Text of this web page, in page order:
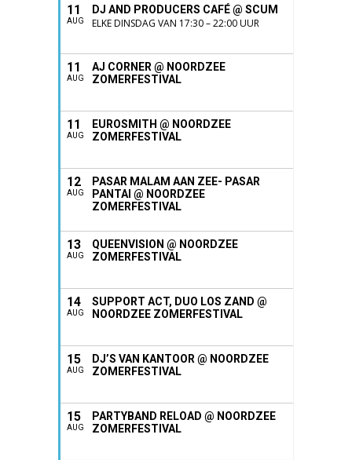
11
AUG
DJ AND PRODUCERS CAFÉ @ SCUM
ELKE DINSDAG VAN 17:30 – 22:00 UUR
11
AUG
AJ CORNER @ NOORDZEE
ZOMERFESTIVAL
11
AUG
EUROSMITH @ NOORDZEE
ZOMERFESTIVAL
12
AUG
PASAR MALAM AAN ZEE- PASAR
PANTAI @ NOORDZEE
ZOMERFESTIVAL
13
AUG
QUEENVISION @ NOORDZEE
ZOMERFESTIVAL
14
AUG
SUPPORT ACT, DUO LOS ZAND @
NOORDZEE ZOMERFESTIVAL
15
AUG
DJ’S VAN KANTOOR @ NOORDZEE
ZOMERFESTIVAL
15
AUG
PARTYBAND RELOAD @ NOORDZEE
ZOMERFESTIVAL